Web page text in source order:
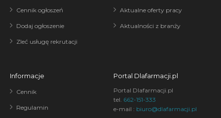
Cennik ogłoszeń
Dodaj ogłoszenie
Zleć usługę rekrutacji
Aktualne oferty pracy
Aktualności z branży
Informacje
Cennik
Regulamin
Portal Dlafarmacji.pl
Portal Dlafarmacji.pl
tel. 662-151-333
e-mail : biuro@dlafarmacji.pl